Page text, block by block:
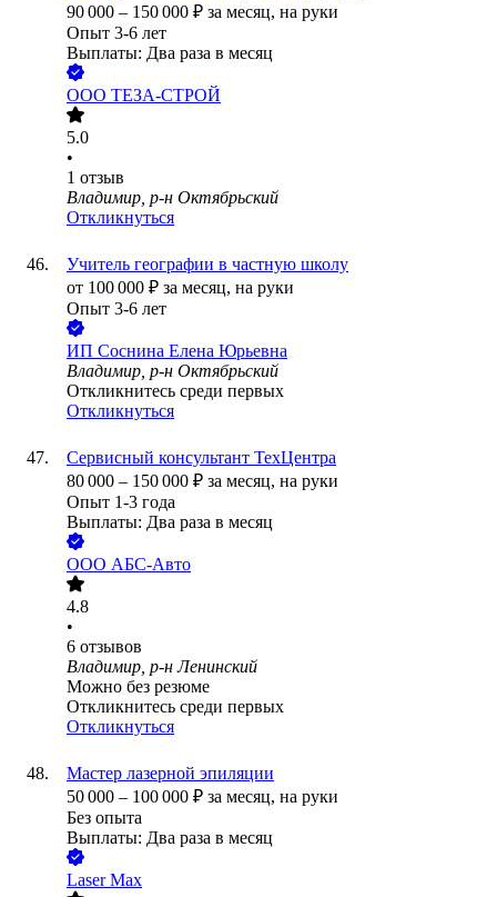
90 000 – 150 000 ₽ за месяц, на руки
Опыт 3-6 лет
Выплаты: Два раза в месяц
ООО ТЕЗА-СТРОЙ
5.0
•
1 отзыв
Владимир, р-н Октябрьский
Откликнуться
Учитель географии в частную школу
от 100 000 ₽ за месяц, на руки
Опыт 3-6 лет
ИП Соснина Елена Юрьевна
Владимир, р-н Октябрьский
Откликнитесь среди первых
Откликнуться
Сервисный консультант ТехЦентра
80 000 – 150 000 ₽ за месяц, на руки
Опыт 1-3 года
Выплаты: Два раза в месяц
ООО АБС-Авто
4.8
•
6 отзывов
Владимир, р-н Ленинский
Можно без резюме
Откликнитесь среди первых
Откликнуться
Мастер лазерной эпиляции
50 000 – 100 000 ₽ за месяц, на руки
Без опыта
Выплаты: Два раза в месяц
Laser Max